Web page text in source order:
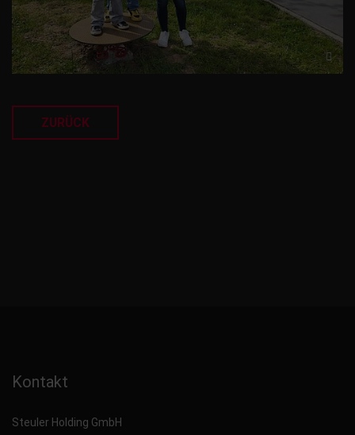
ZURÜCK
Kontakt
Steuler Holding GmbH